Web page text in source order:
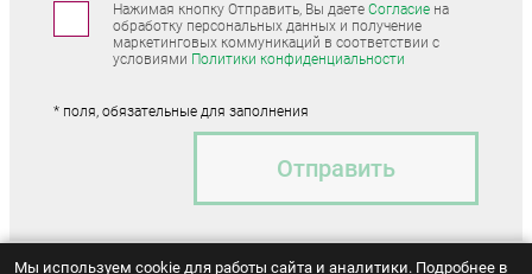
Нажимая кнопку Отправить, Вы даете Согласиена
обработку персональных данных и получение
маркетинговых коммуникаций в соответствии с
условиями Политики конфиденциальности
* поля, обязательные для заполнения
Отправить
Мы используем cookie для работы сайта и аналитики. Подробнее в